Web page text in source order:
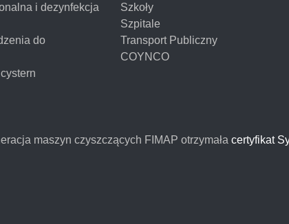
i dezynfekcja
do
Szkoły
Szpitale
Transport Publiczny
COYNCO
maszyn czyszczących FIMAP otrzymała certyfikat